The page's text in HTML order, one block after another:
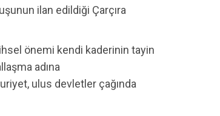
ilan edildiği Çarçıra
önemi kendi kaderinin tayin
adına
ulus devletler çağında